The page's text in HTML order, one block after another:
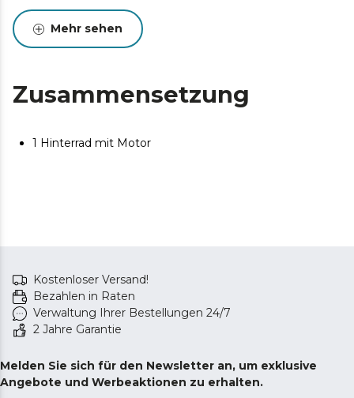
Mehr sehen
Zusammensetzung
1 Hinterrad mit Motor
Kostenloser Versand!
Bezahlen in Raten
Verwaltung Ihrer Bestellungen 24/7
2 Jahre Garantie
Melden Sie sich für den Newsletter an, um exklusive
Angebote und Werbeaktionen zu erhalten.